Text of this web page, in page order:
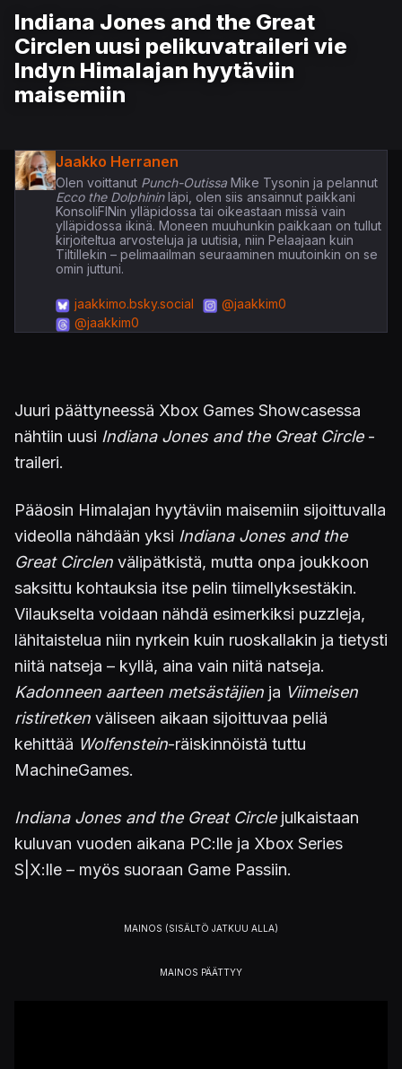
Indiana Jones and the Great
Circlen uusi pelikuvatraileri vie
Indyn Himalajan hyytäviin
maisemiin
Jaakko Herranen
Olen voittanutPunch-OutissaMike Tysonin ja pelannut
Ecco the Dolphininläpi, olen siis ansainnut paikkani
KonsoliFINin ylläpidossa tai oikeastaan missä vain
ylläpidossa ikinä. Moneen muuhunkin paikkaan on tullut
kirjoiteltua arvosteluja ja uutisia, niin Pelaajaan kuin
Tiltillekin – pelimaailman seuraaminen muutoinkin on se
omin juttuni.
jaakkimo.bsky.social
@jaakkim0
@jaakkim0
Juuri päättyneessä Xbox Games Showcasessa
nähtiin uusi Indiana Jones and the Great Circle-
traileri.
Pääosin Himalajan hyytäviin maisemiin sijoittuvalla
videolla nähdään yksi Indiana Jones and the
Great Circlen välipätkistä, mutta onpa joukkoon
saksittu kohtauksia itse pelin tiimellyksestäkin.
Vilaukselta voidaan nähdä esimerkiksi puzzleja,
lähitaistelua niin nyrkein kuin ruoskallakin ja tietysti
niitä natseja – kyllä, aina vain niitä natseja.
Kadonneen aarteen metsästäjien ja Viimeisen
ristiretken väliseen aikaan sijoittuvaa peliä
kehittää Wolfenstein-räiskinnöistä tuttu
MachineGames.
Indiana Jones and the Great Circlejulkaistaan
kuluvan vuoden aikana PC:lle ja Xbox Series
S|X:lle – myös suoraan Game Passiin.